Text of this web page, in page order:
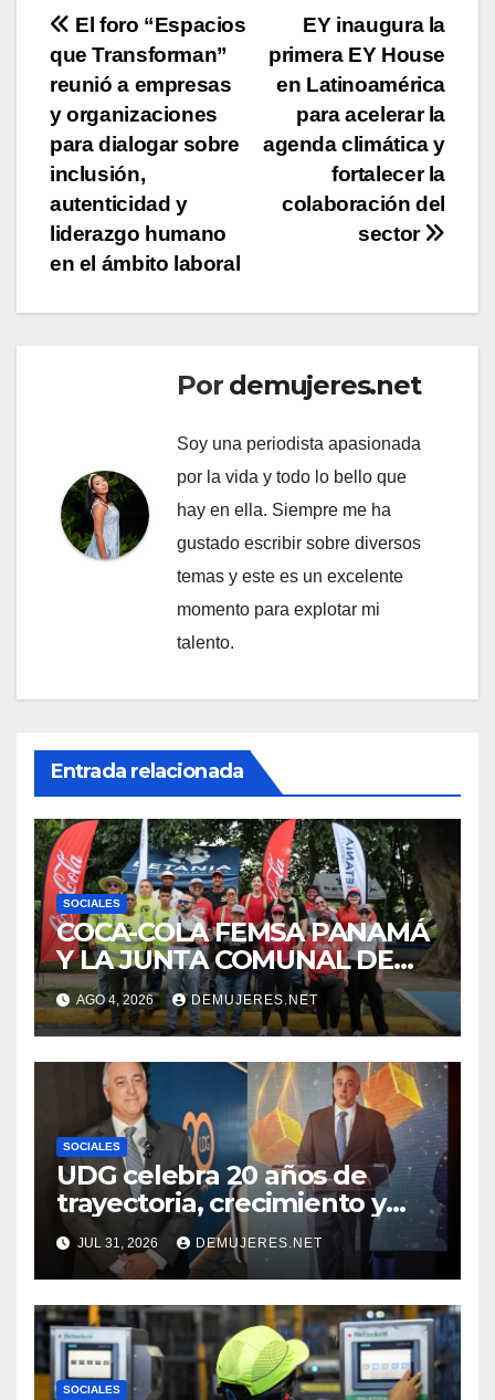
Navegación
de
entradas
EY inaugura la
primera EY House
en Latinoamérica
para acelerar la
agenda climática y
fortalecer la
colaboración del
sector
El foro “Espacios
que Transforman”
reunió a empresas
y organizaciones
para dialogar sobre
inclusión,
autenticidad y
liderazgo humano
en el ámbito laboral
Por demujeres.net
Soy una periodista apasionada
por la vida y todo lo bello que
hay en ella. Siempre me ha
gustado escribir sobre diversos
temas y este es un excelente
momento para explotar mi
talento.
Entrada relacionada
SOCIALES
COCA-COLA FEMSA PANAMÁ
Y LA JUNTA COMUNAL DE
BETANIA IMPULSAN
JORNADA DE LIMPIEZA
PARA FORTALECER EL
CUIDADO DE LOS ESPACIOS
COMUNITARIOS
AGO 4, 2026 DEMUJERES.NET
SOCIALES
UDG celebra 20 años de
trayectoria, crecimiento y
compromiso con Panamá
JUL 31, 2026 DEMUJERES.NET
SOCIALES